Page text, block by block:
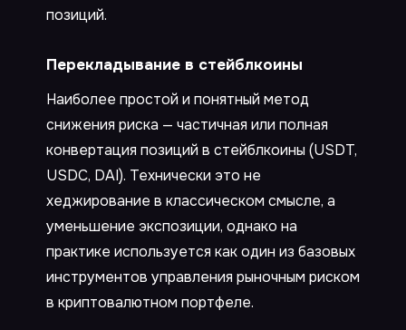
позиций.
Перекладывание в стейблкоины
Наиболее простой и понятный метод
снижения риска — частичная или полная
конвертация позиций в стейблкоины (USDT,
USDC, DAI). Технически это не
хеджирование в классическом смысле, а
уменьшение экспозиции, однако на
практике используется как один из базовых
инструментов управления рыночным риском
в криптовалютном портфеле.